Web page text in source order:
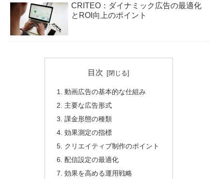
CRITEO：ダイナミック広告の最適化
とROI向上のポイント
目次
動画広告の基本的な仕組み
主要な広告形式
課金形態の種類
効果測定の指標
クリエイティブ制作のポイント
配信設定の最適化
効果を高める運用戦略